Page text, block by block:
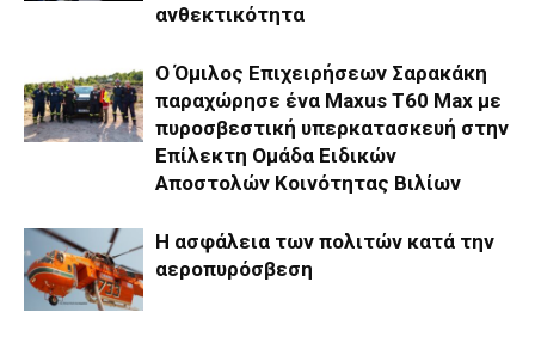
ανθεκτικότητα
Ο Όμιλος Επιχειρήσεων Σαρακάκη
παραχώρησε ένα Maxus T60 Max με
πυροσβεστική υπερκατασκευή στην
Επίλεκτη Ομάδα Ειδικών
Αποστολών Κοινότητας Βιλίων
Η ασφάλεια των πολιτών κατά την
αεροπυρόσβεση